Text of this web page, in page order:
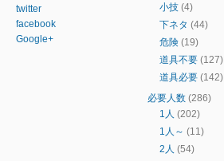
twitter
facebook
Google+
小技 (4)
下ネタ (44)
危険 (19)
道具不要 (127)
道具必要 (142)
必要人数 (286)
1人 (202)
1人～ (11)
2人 (54)